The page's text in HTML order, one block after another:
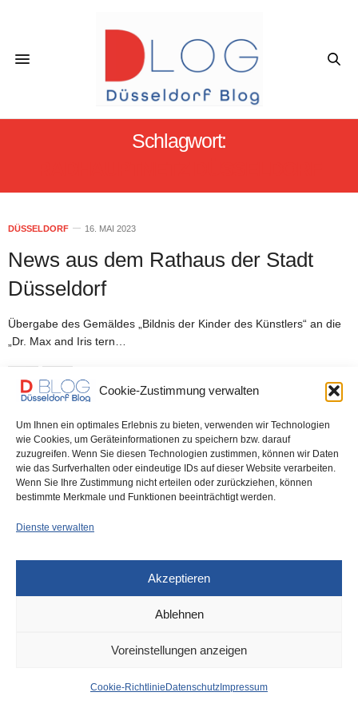
Cookie-Zustimmung verwalten
Um Ihnen ein optimales Erlebnis zu bieten, verwenden wir Technologien
wie Cookies, um Geräteinformationen zu speichern bzw. darauf
zuzugreifen. Wenn Sie diesen Technologien zustimmen, können wir Daten
wie das Surfverhalten oder eindeutige IDs auf dieser Website verarbeiten.
Wenn Sie Ihre Zustimmung nicht erteilen oder zurückziehen, können
bestimmte Merkmale und Funktionen beeinträchtigt werden.
Dienste verwalten
Akzeptieren
Ablehnen
Voreinstellungen anzeigen
Cookie-Richtlinie Datenschutz Impressum
Schlagwort:
DÜSSELDORF 16. MAI 2023
News aus dem Rathaus der Stadt
Düsseldorf
Übergabe des Gemäldes „Bildnis der Kinder des Künstlers“ an die
„Dr. Max and Iris tern…
0 SHARES
IMPRESSUM DATENSCHUTZ COOKIE-RICHTLINIE (EU)